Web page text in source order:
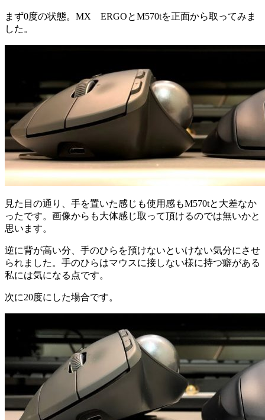
まず0度の状態。MX ERGOとM570tを正面から取ってみま
した。
見た目の通り、手を置いた感じも使用感もM570tと大差なか
ったです。画像からも大体感じ取って頂けるのでは無いかと
思います。
逆に背が高い分、手のひらを預けないといけない気分にさせ
られました。手のひらはマウスに接しない様に持つ癖がある
私には気になる点です。
次に20度にした場合です。